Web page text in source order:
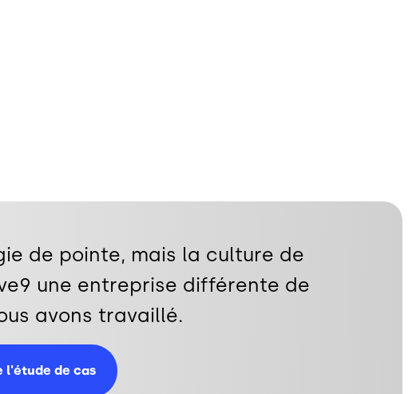
de pointe, mais la culture de
une entreprise différente de
avons travaillé.
l'étude de cas